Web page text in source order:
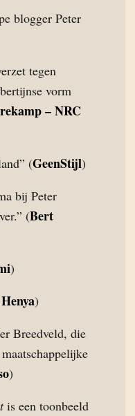
blogger Peter
tegen
vorm
– NRC
(GeenStijl)
bij Peter
(Bert
)
)
Breedveld, die
)
is een toonbeeld